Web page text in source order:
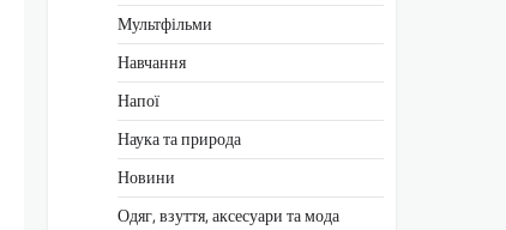
Мультфільми
Навчання
Напої
Наука та природа
Новини
Одяг, взуття, аксесуари та мода